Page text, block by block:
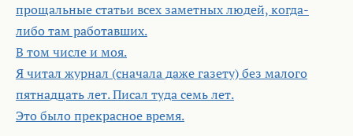
прощальные статьи всех заметных людей, когда-
либо там работавших.
В том числе и моя.
Я читал журнал (сначала даже газету) без малого
пятнадцать лет. Писал туда семь лет.
Это было прекрасное время.